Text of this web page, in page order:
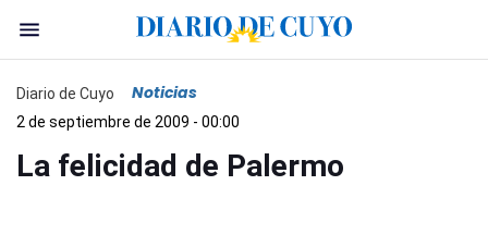
Diario de Cuyo Noticias
2 de septiembre de 2009 - 00:00
La felicidad de Palermo